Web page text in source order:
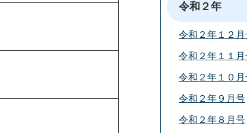
令和２年
令和２年１２月
令和２年１１月
令和２年１０月
令和２年９月号
令和２年８月号